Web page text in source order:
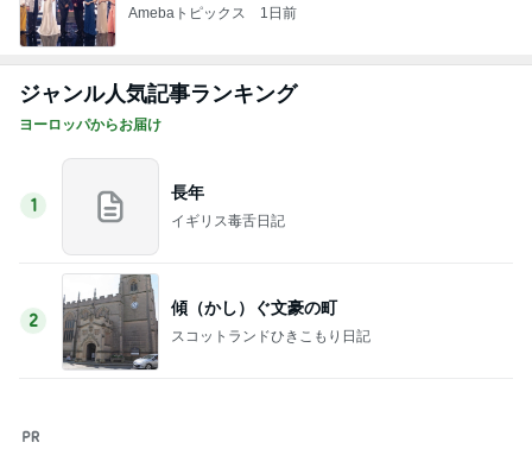
Amebaトピックス 1日前
ジャンル人気記事ランキング
ヨーロッパからお届け
1
長年
イギリス毒舌日記
2
傾（かし）ぐ文豪の町
スコットランドひきこもり日記
3